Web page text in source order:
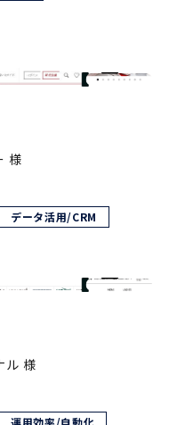
様
データ活用/CRM
ル 様
運用効率/自動化